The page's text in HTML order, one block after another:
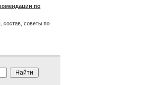
по
состав, советы по